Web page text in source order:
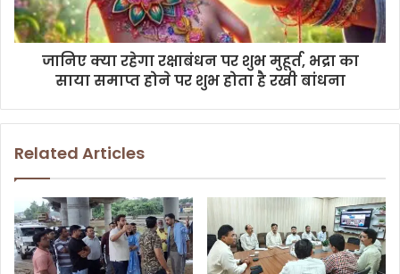
जानिए क्या रहेगा रक्षाबंधन पर शुभ मुहूर्त, भद्रा का
साया समाप्त होने पर शुभ होता है रखी बांधना
Related Articles